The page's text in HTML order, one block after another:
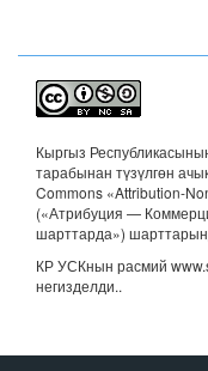
Кыргыз
тарабынан түзүлгөн
Commons «Attribution-
(«Атрибуция —
шарттарда»)
КР УСКнын расмий
негизделди..